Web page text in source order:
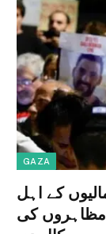
GAZA
کے اہل
مظاہروں کی